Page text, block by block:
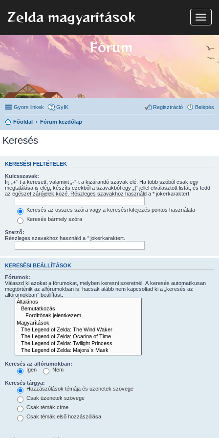
N
a
Zelda magyarítások
Fórum
Gyors linkek GyIK Belépés
Regisztráció
Főoldal Fórum kezdőlap
Keresés
KERESÉSI FELTÉTELEK
Kulcsszavak:
Írj „ +”-t a keresett, valamint „ -”-t a kizárandó szavak elé. Ha több szóból csak egy
megtalálása is elég, készíts ezekből a szavakból egy „ |” jellel elválasztott listát, és tedd
az egészet zárójelek közé. Részleges szavakhoz használd a * jokerkaraktert.
Keresés az összes szóra vagy a keresési kifejezés pontos használata
Keresés bármely szóra
Szerző:
Részleges szavakhoz használd a * jokerkaraktert.
KERESÉSI BEÁLLÍTÁSOK
Fórumok:
Válaszd ki azokat a fórumokat, melyben keresni szeretnél. A keresés automatikusan
megtörténik az alfórumokban is, hacsak alább nem kapcsoltad ki a „keresés az
alfórumokban” beállítást.
Keresés az alfórumokban:
Igen
Nem
Keresés tárgya:
Hozzászólások témája és üzenetek szövege
Csak üzenetek szövege
Csak témák címe
Csak témák első hozzászólása